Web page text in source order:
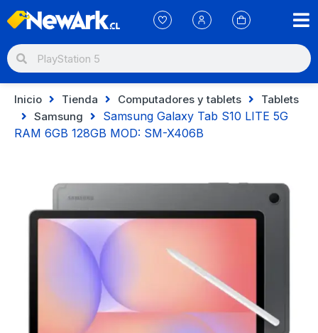
Inicio Tienda Computadores y tablets
Tablets
Samsung
Samsung Galaxy Tab S10 LITE 5G
RAM 6GB 128GB MOD: SM-X406B